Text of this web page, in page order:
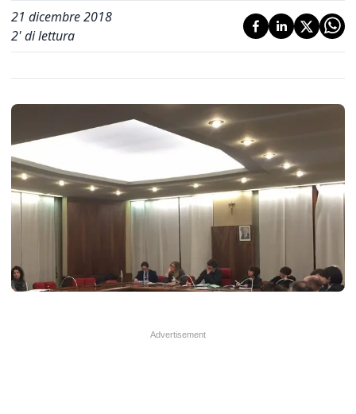
21 dicembre 2018
2' di lettura